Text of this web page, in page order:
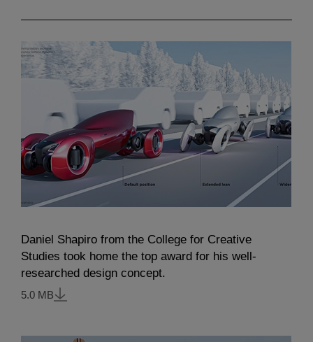
Daniel Shapiro from the College for Creative
Studies took home the top award for his well-
researched design concept.
5.0 MB